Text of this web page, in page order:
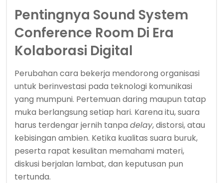
Pentingnya Sound System
Conference Room Di Era
Kolaborasi Digital
Perubahan cara bekerja mendorong organisasi
untuk berinvestasi pada teknologi komunikasi
yang mumpuni. Pertemuan daring maupun tatap
muka berlangsung setiap hari. Karena itu, suara
harus terdengar jernih tanpa delay, distorsi, atau
kebisingan ambien. Ketika kualitas suara buruk,
peserta rapat kesulitan memahami materi,
diskusi berjalan lambat, dan keputusan pun
tertunda.